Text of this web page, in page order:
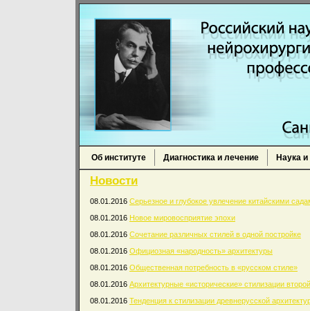
Об институте Диагностика и лечение Наука
Новости
08.01.2016 Серьезное и глубокое увлечение китайскими
08.01.2016 Новое мировосприятие эпохи
08.01.2016 Сочетание различных стилей в одной постройке
08.01.2016 Официозная «народность» архитектуры
08.01.2016 Общественная потребность в «русском стиле»
08.01.2016 Архитектурные «исторические» стилизации
08.01.2016 Тенденция к стилизации древнерусской